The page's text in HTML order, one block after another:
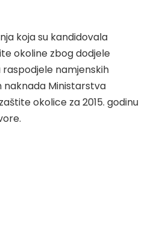
koja su kandidovala
okoline zbog dodjele
namjenskih
naknada Ministarstva
okolice za 2015. godinu